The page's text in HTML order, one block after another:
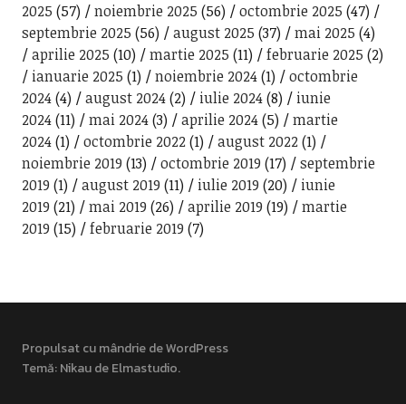
2025 (57) noiembrie 2025 (56) octombrie 2025 (47)
septembrie 2025 (56) august 2025 (37) mai 2025 (4)
aprilie 2025 (10) martie 2025 (11) februarie 2025 (2)
ianuarie 2025 (1) noiembrie 2024(1)
octombrie
2024(4) august 2024(2) iulie 2024(8)
iunie
2024(11) mai 2024(3) aprilie 2024(5)
martie
2024(1) octombrie 2022(1) august 2022(1)
noiembrie 2019 (13) octombrie 2019 (17)
septembrie
2019 (1) august 2019 (11) iulie 2019 (20)
iunie
2019 (21) mai 2019 (26) aprilie 2019 (19)
martie
2019 (15) februarie 2019 (7)
Propulsat cu mândrie de WordPress
Temă: Nikau deElmastudio.